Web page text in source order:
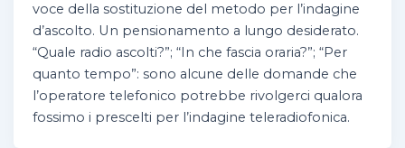
voce della sostituzione del metodo per l’indagine
d’ascolto. Un pensionamento a lungo desiderato.
“Quale radio ascolti?”; “In che fascia oraria?”; “Per
quanto tempo”: sono alcune delle domande che
l’operatore telefonico potrebbe rivolgerci qualora
fossimo i prescelti per l’indagine teleradiofonica.